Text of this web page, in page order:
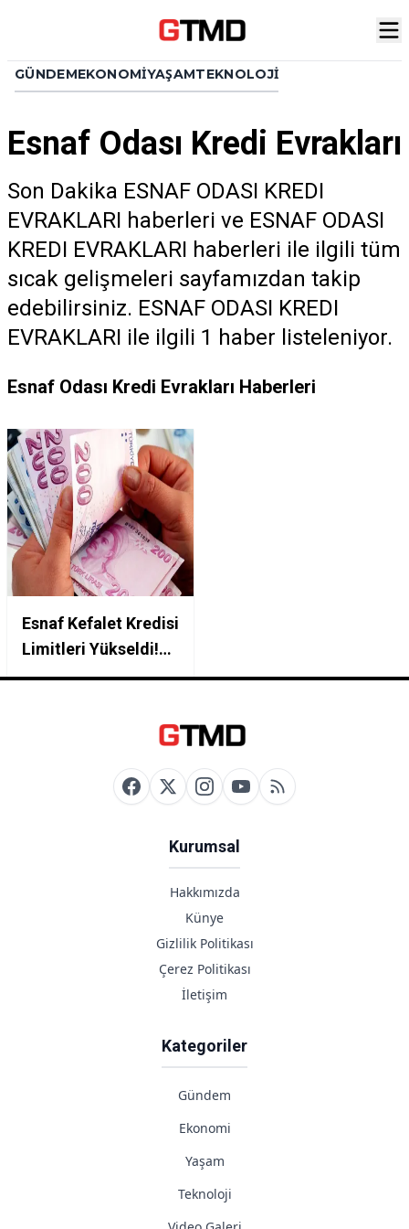
GÜNDEMEKONOMIYAŞAMTEKNOLOJI
Esnaf Odası Kredi Evrakları
Son Dakika ESNAF ODASI KREDI
EVRAKLARI haberleri ve ESNAF ODASI
KREDI EVRAKLARI haberleri ile ilgili tüm
sıcak gelişmeleri sayfamızdan takip
edebilirsiniz. ESNAF ODASI KREDI
EVRAKLARI ile ilgili 1 haber listeleniyor.
Esnaf Odası Kredi Evrakları Haberleri
Esnaf Kefalet Kredisi
Limitleri Yükseldi!
2026 Yılı Faiz
Kurumsal
Hakkımızda
Künye
Gizlilik Politikası
Çerez Politikası
İletişim
Kategoriler
Gündem
Ekonomi
Yaşam
Teknoloji